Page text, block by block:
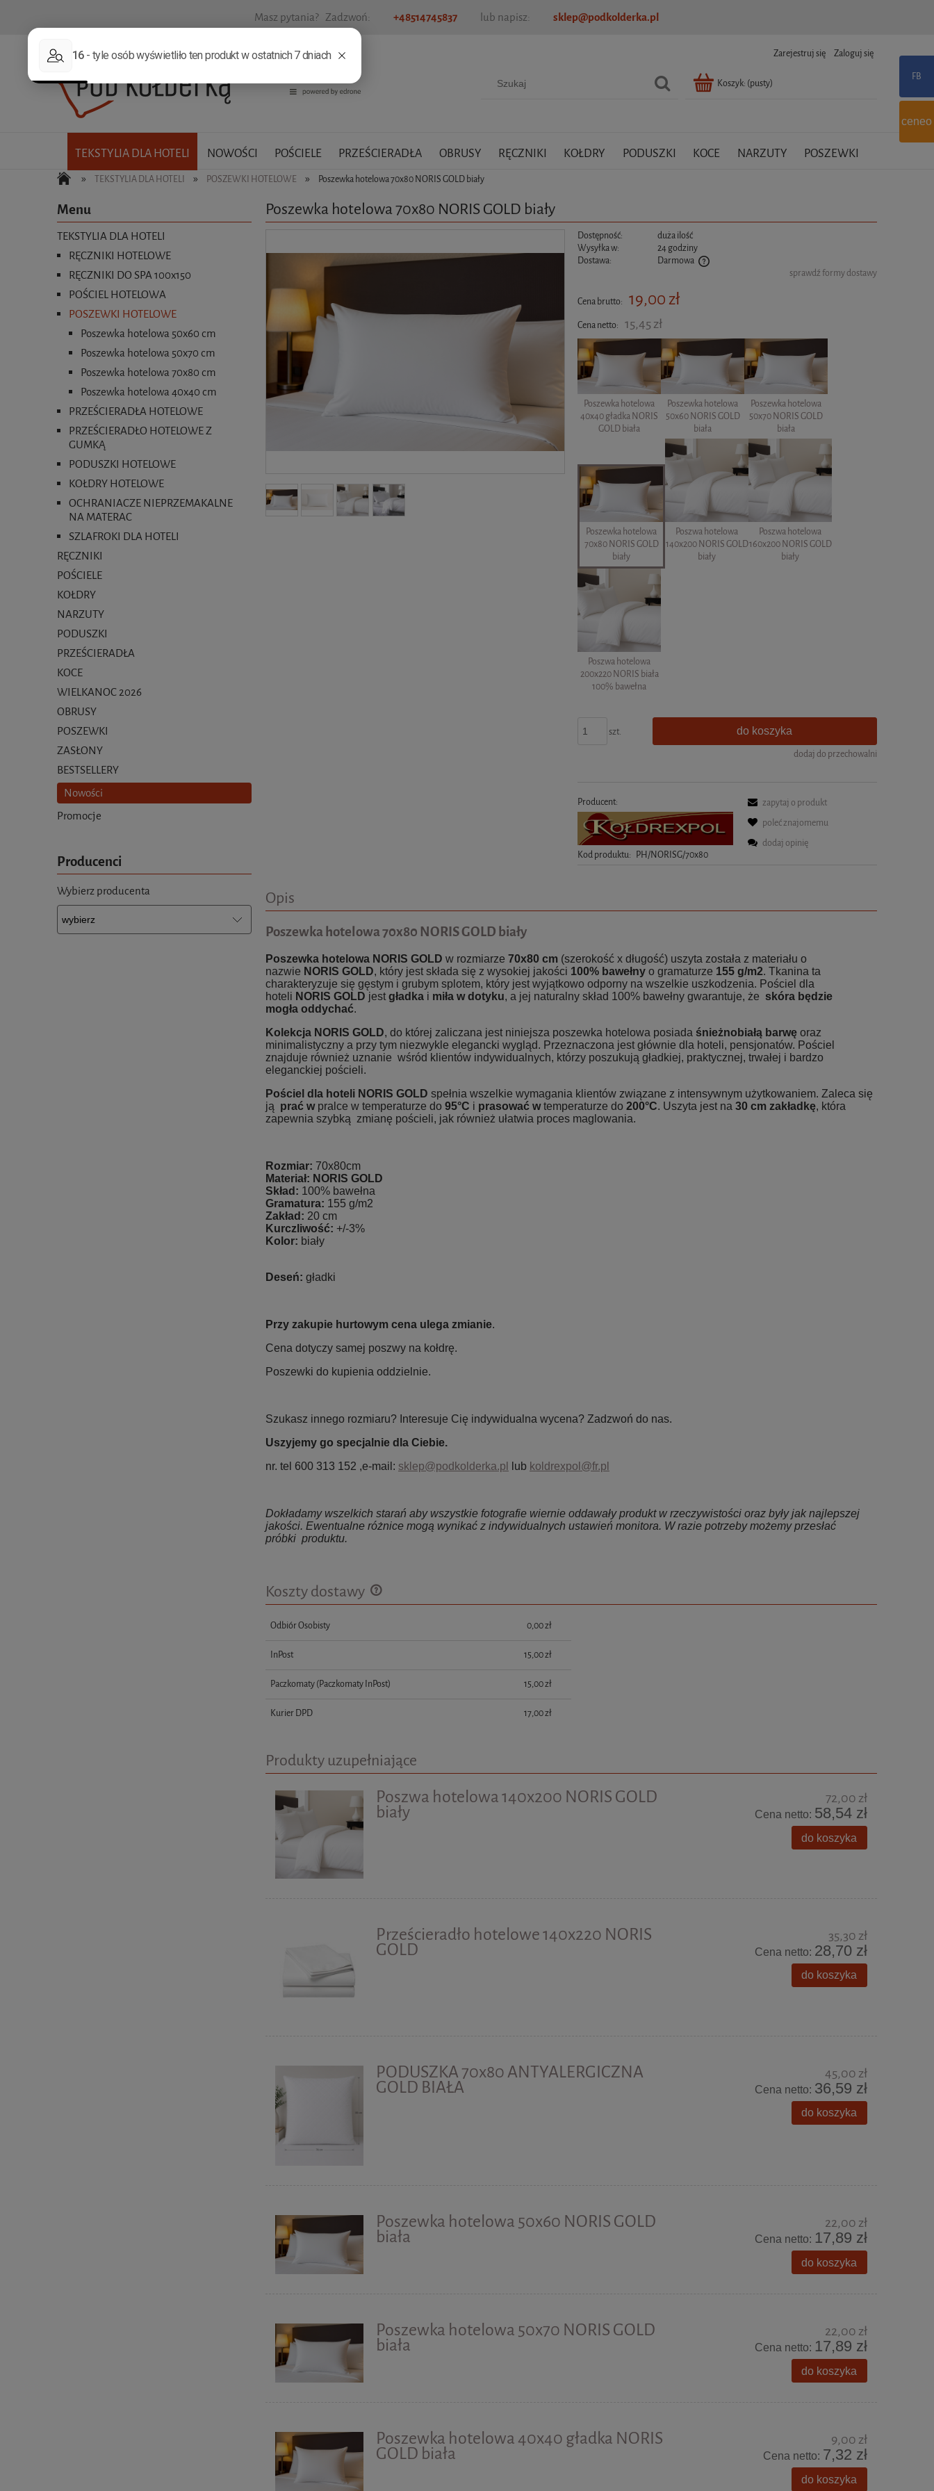
Masz pytania? Zadzwoń: +48514745837 lub napisz: sklep@podkolderka.pl
Zarejestruj się Zaloguj się
Koszyk: (pusty)
TEKSTYLIA DLA HOTELI NOWOŚCI POŚCIELE PRZEŚCIERADŁA OBRUSY RĘCZNIKI KOŁDRY PODUSZKI KOCE NARZUTY POSZEWKI
» TEKSTYLIA DLA HOTELI » POSZEWKI HOTELOWE » Poszewka hotelowa 70x80 NORIS GOLD biały
Menu
TEKSTYLIA DLA HOTELI
RĘCZNIKI HOTELOWE
RĘCZNIKI DO SPA 100x150
POŚCIEL HOTELOWA
POSZEWKI HOTELOWE
Poszewka hotelowa 50x60 cm
Poszewka hotelowa 50x70 cm
Poszewka hotelowa 70x80 cm
Poszewka hotelowa 40x40 cm
PRZEŚCIERADŁA HOTELOWE
PRZEŚCIERADŁO HOTELOWE Z
GUMKĄ
PODUSZKI HOTELOWE
KOŁDRY HOTELOWE
OCHRANIACZE NIEPRZEMAKALNE
NA MATERAC
SZLAFROKI DLA HOTELI
RĘCZNIKI
POŚCIELE
KOŁDRY
NARZUTY
PODUSZKI
PRZEŚCIERADŁA
KOCE
WIELKANOC 2026
OBRUSY
POSZEWKI
ZASŁONY
BESTSELLERY
Nowości
Promocje
Producenci
Wybierz producenta
Poszewka hotelowa 70x80 NORIS GOLD biały
Dostępność:
duża ilość
Wysyłka w:
24 godziny
Dostawa:
Darmowa
Cena nie zawiera ewentualnych kosztów
sprawdź formy dostawy
Cena brutto: 19,00 zł
Cena netto: 15,45 zł
Poszewka hotelowa
40x40 gładka NORIS
GOLD biała
Poszewka hotelowa
50x60 NORIS GOLD
biała
Poszewka hotelowa
50x70 NORIS GOLD
biała
Poszewka hotelowa
70x80 NORIS GOLD
biały
Poszwa hotelowa
140x200 NORIS GOLD
biały
Poszwa hotelowa
160x200 NORIS GOLD
biały
Poszwa hotelowa
200x220 NORIS biała
100% bawełna
szt. do koszyka
dodaj do przechowalni
Producent:
Kod produktu: PH/NORISG/70x80
zapytaj o produkt
poleć znajomemu
dodaj opinię
Opis
Poszewka hotelowa 70x80 NORIS GOLD biały
Poszewka hotelowa NORIS GOLD w rozmiarze 70x80 cm (szerokość x długość) uszyta została z materiału o
nazwie NORIS GOLD, który jest składa się z wysokiej jakości 100% bawełny o gramaturze 155 g/m2. Tkanina ta
charakteryzuje się gęstym i grubym splotem, który jest wyjątkowo odporny na wszelkie uszkodzenia. Pościel dla
hoteli NORIS GOLD jest gładka i miła w dotyku, a jej naturalny skład 100% bawełny gwarantuje, że skóra będzie
mogła oddychać.
Kolekcja NORIS GOLD, do której zaliczana jest niniejsza poszewka hotelowa posiada śnieżnobiałą barwę oraz
minimalistyczny a przy tym niezwykle elegancki wygląd. Przeznaczona jest głównie dla hoteli, pensjonatów. Pościel
znajduje również uznanie wśród klientów indywidualnych, którzy poszukują gładkiej, praktycznej, trwałej i bardzo
eleganckiej pościeli.
Pościel dla hoteli NORIS GOLD spełnia wszelkie wymagania klientów związane z intensywnym użytkowaniem. Zaleca się
ją prać wpralce w temperaturze do 95°C i prasować wtemperaturze do 200°C. Uszyta jest na 30 cm zakładkę, która
zapewnia szybką zmianę pościeli, jak również ułatwia proces maglowania.
Rozmiar: 70x80cm
Materiał: NORIS GOLD
Skład: 100% bawełna
Gramatura: 155 g/m2
Zakład: 20 cm
Kurczliwość: +/-3%
Kolor: biały
Deseń: gładki
Przy zakupie hurtowym cena ulega zmianie.
Cena dotyczy samej poszwy na kołdrę.
Poszewki do kupienia oddzielnie.
Szukasz innego rozmiaru? Interesuje Cię indywidualna wycena? Zadzwoń do nas.
Uszyjemy go specjalnie dla Ciebie.
nr. tel 600 313 152 ,e-mail: sklep@podkolderka.pl lub koldrexpol@fr.pl
Dokładamy wszelkich starań aby wszystkie fotografie wiernie oddawały produkt w rzeczywistości oraz były jak najlepszej
jakości. Ewentualne różnice mogą wynikać z indywidualnych ustawień monitora. W razie potrzeby możemy przesłać
próbki produktu.
Koszty dostawy
Cena nie zawiera ewentualnych kosztów
Odbiór Osobisty 0,00 zł
InPost 15,00 zł
Paczkomaty(Paczkomaty InPost) 15,00 zł
Kurier DPD 17,00 zł
Produkty uzupełniające
Poszwa hotelowa 140x200 NORIS GOLD
biały
72,00 zł
Cena netto: 58,54 zł
do koszyka
Prześcieradło hotelowe 140x220 NORIS
GOLD
35,30 zł
Cena netto: 28,70 zł
do koszyka
PODUSZKA 70x80 ANTYALERGICZNA
GOLD BIAŁA
45,00 zł
Cena netto: 36,59 zł
do koszyka
Poszewka hotelowa 50x60 NORIS GOLD
biała
22,00 zł
Cena netto: 17,89 zł
do koszyka
Poszewka hotelowa 50x70 NORIS GOLD
biała
22,00 zł
Cena netto: 17,89 zł
do koszyka
Poszewka hotelowa 40x40 gładka NORIS
GOLD biała
9,00 zł
Cena netto: 7,32 zł
do koszyka
ceneo